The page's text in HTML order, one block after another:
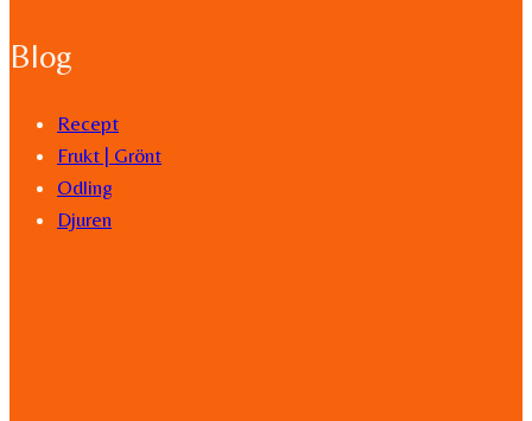
Blog
Recept
Frukt | Grönt
Odling
Djuren